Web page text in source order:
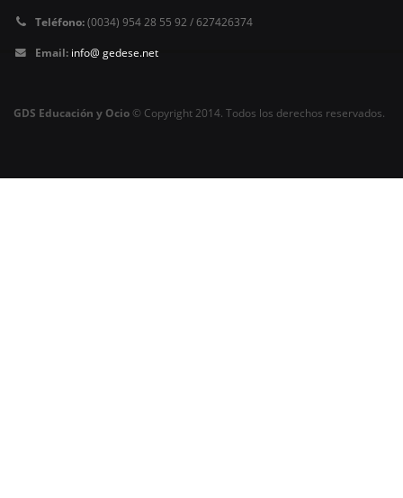
Teléfono:(0034) 954 28 55 92 / 627426374
Email: info@ gedese.net
GDS Educación y Ocio© Copyright 2014. Todos los derechos reservados.